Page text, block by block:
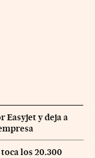
Easyjet y deja a
los 20.300